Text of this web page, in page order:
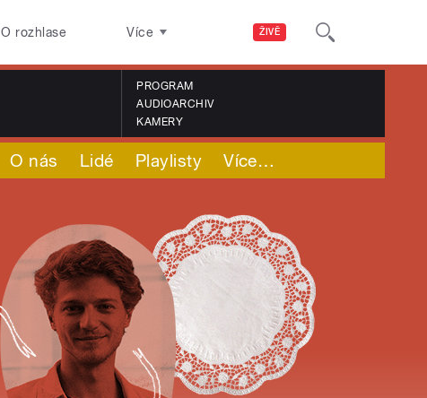
ŽIVĚ
O rozhlase Více
PROGRAM
AUDIOARCHIV
KAMERY
O nás Lidé Playlisty Více…